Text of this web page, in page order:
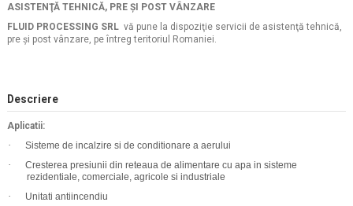
ASISTENŢĂ TEHNICĂ, PRE ŞI POST VÂNZARE
FLUID PROCESSING SRL vă pune la dispoziţie servicii de asistenţă tehnică,
pre şi post vânzare, pe întreg teritoriul Romaniei.
Descriere
Aplicatii:
· Sisteme de incalzire si de conditionare a aerului
·
Cresterea presiunii din reteaua de alimentare cu apa in sisteme
rezidentiale, comerciale, agricole si industriale
· Unitati antiincendiu